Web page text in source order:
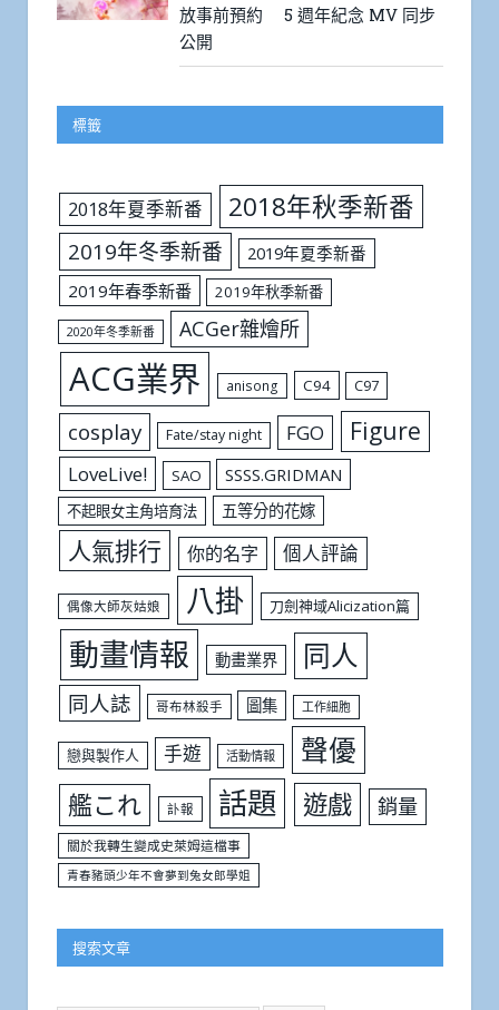
放事前預約 5 週年紀念 MV 同步
公開
標籤
2018年夏季新番 2018年秋季新番
2019年冬季新番
2019年夏季新番
2019年春季新番
2019年秋季新番
2020年冬季新番 ACGer雜燴所
ACG業界 anisong C94 C97
cosplay Fate/stay night FGO Figure
LoveLive! SAO SSSS.GRIDMAN
不起眼女主角培育法 五等分的花嫁
人氣排行 你的名字 個人評論
偶像大師灰姑娘 八掛 刀劍神域Alicization篇
動畫情報 動畫業界 同人
同人誌 哥布林殺手 圖集 工作細胞
戀與製作人 手遊 活動情報 聲優
艦これ 訃報 話題 遊戲 銷量
關於我轉生變成史萊姆這檔事
青春豬頭少年不會夢到兔女郎學姐
搜索文章